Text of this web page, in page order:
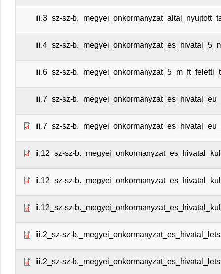
iii.3_sz-sz-
iii.4_sz-sz-
iii.6_sz-sz-
iii.7_sz-sz-
iii.7_sz-sz-
ii.12_sz-sz-
ii.12_sz-sz-
ii.12_sz-sz-
iii.2_sz-sz-
iii.2_sz-sz-